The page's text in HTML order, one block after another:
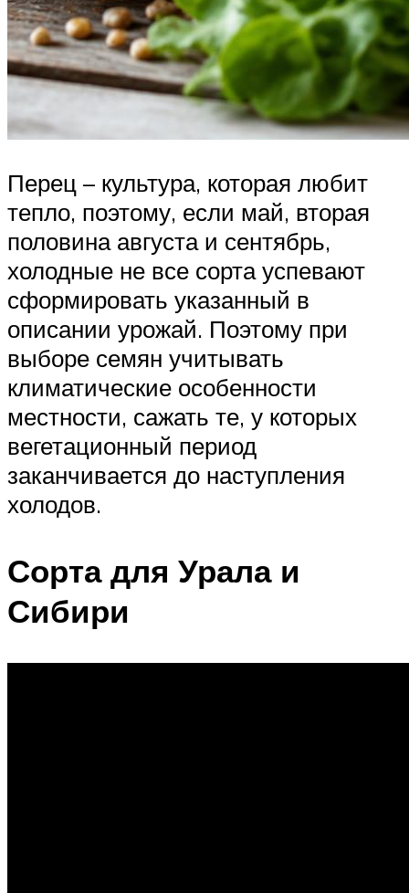
Перец – культура, которая любит
тепло, поэтому, если май, вторая
половина августа и сентябрь,
холодные не все сорта успевают
сформировать указанный в
описании урожай. Поэтому при
выборе семян учитывать
климатические особенности
местности, сажать те, у которых
вегетационный период
заканчивается до наступления
холодов.
Сорта для Урала и
Сибири